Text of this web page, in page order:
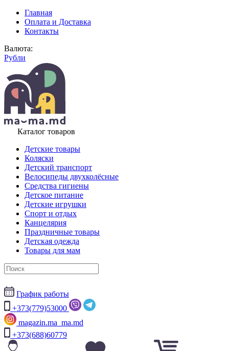
Главная
Оплата и Доставка
Контакты
Валюта:
Рубли
Каталог товаров
Детские товары
Коляски
Детский транспорт
Велосипеды двухколёсные
Средства гигиены
Детское питание
Детские игрушки
Спорт и отдых
Канцелярия
Праздничные товары
Детская одежда
Товары для мам
График работы
+373(779)53000
magazin.ma_ma.md
+373(688)60779